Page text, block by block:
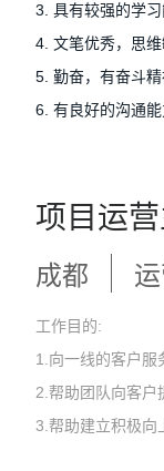
3. 具有较强的学
4. 文笔优秀，思
5. 勤奋，有奋斗
6. 有良好的沟通能
项目运
成都
工作目的:
1.向一线的客户服
2.帮助团队向客户
3.帮助建立积极向